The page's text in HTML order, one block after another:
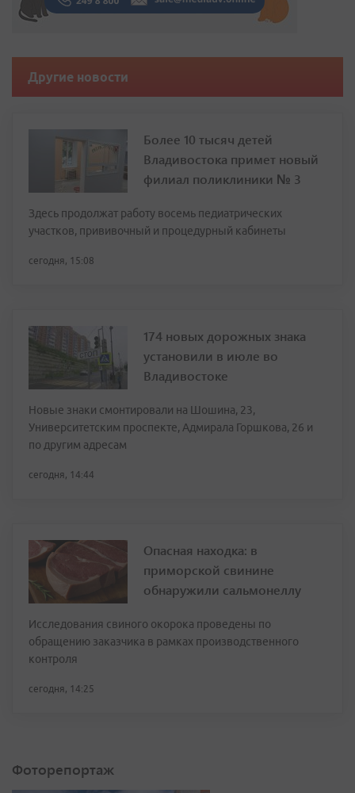
Другие новости
Более 10 тысяч детей
Владивостока примет новый
филиал поликлиники № 3
Здесь продолжат работу восемь педиатрических
участков, прививочный и процедурный кабинеты
сегодня, 15:08
174 новых дорожных знака
установили в июле во
Владивостоке
Новые знаки смонтировали на Шошина, 23,
Университетским проспекте, Адмирала Горшкова, 26 и
по другим адресам
сегодня, 14:44
Опасная находка: в
приморской свинине
обнаружили сальмонеллу
Исследования свиного окорока проведены по
обращению заказчика в рамках производственного
контроля
сегодня, 14:25
Фоторепортаж